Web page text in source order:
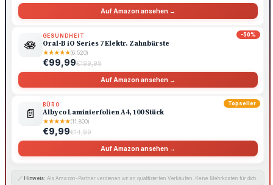
Auf Amazon ansehen →
-50%
🪷
GESUNDHEIT
Oral-B iO Series 7 Elektr. Zahnbürste
★★★★★(6.520)
€99,99€199,99
Auf Amazon ansehen →
Topseller
📄
BÜRO
Albyco Laminierfolien A4, 100 Stück
★★★★★(11.800)
€9,99€14,99
Auf Amazon ansehen →
🔗 Hinweis: Als Amazon-Partner verdienen wir an qualifizierten Verkäufen. Keine Mehrkosten für dich.